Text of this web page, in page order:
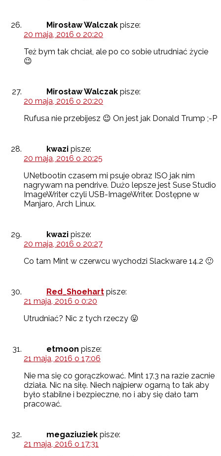
Mirosław Walczak pisze:
20 maja, 2016 o 20:20
Też bym tak chciał, ale po co sobie utrudniać życie
😉
Mirosław Walczak pisze:
20 maja, 2016 o 20:20
Rufusa nie przebijesz 😉 On jest jak Donald Trump ;-P
kwazi pisze:
20 maja, 2016 o 20:25
UNetbootin czasem mi psuje obraz ISO jak nim
nagrywam na pendrive. Dużo lepsze jest Suse Studio
ImageWriter czyli USB-ImageWriter. Dostępne w
Manjaro, Arch Linux.
kwazi pisze:
20 maja, 2016 o 20:27
Co tam Mint w czerwcu wychodzi Slackware 14.2 🙂
Red_Shoehart pisze:
21 maja, 2016 o 0:20
Utrudniać? Nic z tych rzeczy 😛
etmoon pisze:
21 maja, 2016 o 17:06
Nie ma się co gorączkować. Mint 17.3 na razie zacnie
działa. Nic na siłę. Niech najpierw ogarną to tak aby
było stabilne i bezpieczne, no i aby się dało tam
pracować.
megaziuziek pisze:
21 maja, 2016 o 17:31